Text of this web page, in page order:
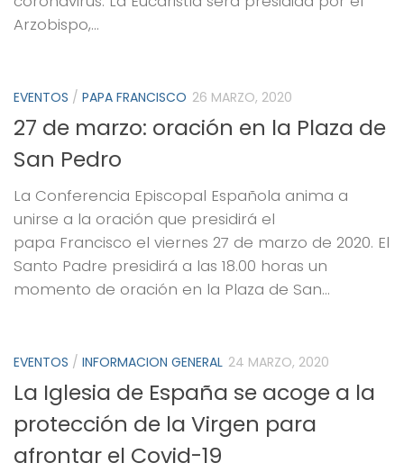
Arzobispo,...
EVENTOS / PAPA FRANCISCO 26 MARZO, 2020
27 de marzo: oración en la Plaza de
San Pedro
La Conferencia Episcopal Española anima a
unirse a la oración que presidirá el
papa Francisco el viernes 27 de marzo de 2020. El
Santo Padre presidirá a las 18.00 horas un
momento de oración en la Plaza de San...
EVENTOS / INFORMACION GENERAL 24 MARZO, 2020
La Iglesia de España se acoge a la
protección de la Virgen para
afrontar el Covid-19